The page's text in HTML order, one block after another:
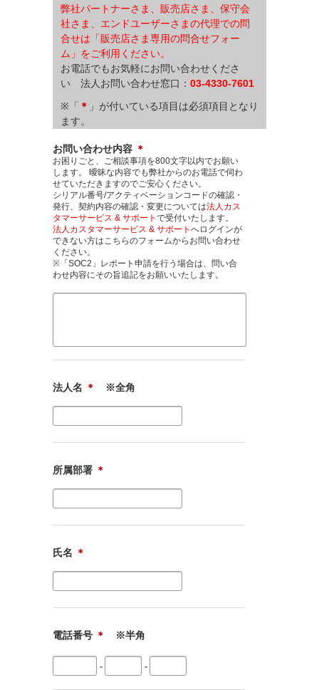
弊社パートナーさま、販売店さま、保守会
社さま、エンドユーザーさまの代理での問
合せは 「販売店さま専用の問合せフォー
ム」 をご利用ください。
お電話でもお気軽にお問い合わせくださ
い 法人お問い合わせ窓口： 03-4330-7601
※「 ＊ 」が付いている項目は必須項目となり
ます。
お問い合わせ内容 ＊
お困りごと、ご相談事項を800文字以内でお願い
します。 曖昧な内容でも弊社からのお電話で伺わ
せていただきますのでご安心ください。
シリアル番号/アクティベーションコードの確認・
発行、契約内容の確認・変更については法人カス
タマーサービス & サポート で受付いたします。
法人カスタマーサービス & サポート へログインが
できない方はこちらのフォームからお問い合わせ
ください。
※「SOC2」レポート申請を行う場合は、問い合
わせ内容にその旨追記をお願いいたします。
法人名 ＊ ※全角
所属部署 ＊
氏名 ＊
電話番号 ＊ ※半角
- -